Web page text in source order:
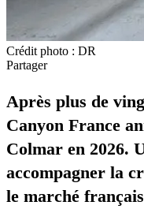
Crédit photo : DR
Partager
Après plus de
Canyon France
Colmar en 2026.
accompagner la
le marché